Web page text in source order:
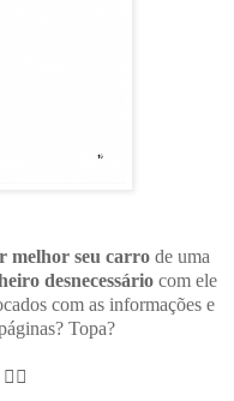
melhor seu carro de uma
desnecessário com ele
com as informações e
Topa?